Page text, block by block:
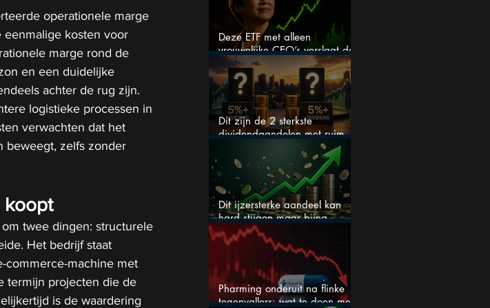
operationele marge
eenmalige kosten voor
marge rond de
en een duidelijke
achter de rug zijn.
logistieke processen in
verwachten dat het
beweegt, zelfs zonder
koopt
twee dingen: structurele
Het bedrijf staat
commerce-machine met
termijn projecten die de
is de waardering
Deze ETF met alleen
vrouwelijke CEO’s verslaat de
S&P 500 keihard
Dit zijn de 2 sterkste
dividendaandelen met ruim
Dit ijzersterke aandeel kan
hard stijgen maar bijna
niemand kijkt
Pharming onderuit na flinke
tegenvallers: wat te doen met